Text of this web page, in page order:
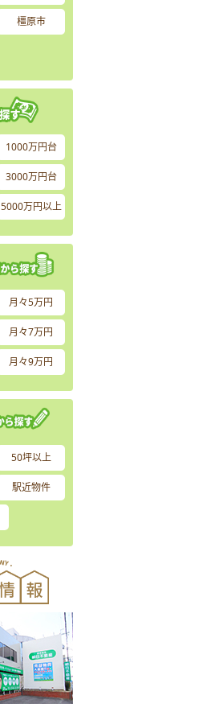
橿原市
1000万円台
3000万円台
5000万円以上
月々5万円
月々7万円
月々9万円
50坪以上
駅近物件